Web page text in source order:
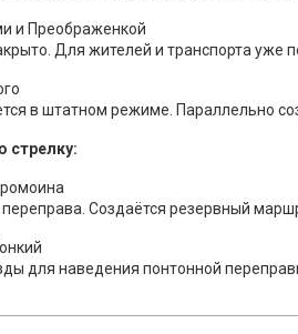
и Преображенкой
Для жителей и транспорта уже
в штатном режиме. Параллельно
стрелку:
Создаётся резервный
для наведения понтонной